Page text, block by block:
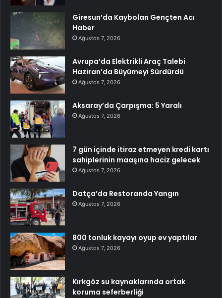
Giresun’da Kaybolan Gençten Acı
Haber
Ağustos 7, 2026
Avrupa’da Elektrikli Araç Talebi
Haziran’da Büyümeyi Sürdürdü
Ağustos 7, 2026
Aksaray’da Çarpışma: 5 Yaralı
Ağustos 7, 2026
7 gün içinde itiraz etmeyen kredi kartı
sahiplerinin maaşına haciz gelecek
Ağustos 7, 2026
Datça’da Restoranda Yangın
Ağustos 7, 2026
800 tonluk kayayı oyup ev yaptılar
Ağustos 7, 2026
Kırkgöz su kaynaklarında ortak
koruma seferberliği